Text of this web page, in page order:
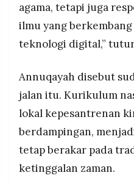
agama, tetapi juga
ilmu yang
teknologi digital,”
Annuqayah disebut
jalan itu. Kurikulum
lokal kepesantrenan
berdampingan,
tetap berakar pada
ketinggalan zaman.